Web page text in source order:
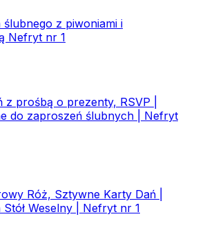
z piwoniami i
Nefryt nr 1
prośbą o prezenty, RSVP |
do zaproszeń ślubnych | Nefryt
Róż, Sztywne Karty Dań |
Weselny | Nefryt nr 1